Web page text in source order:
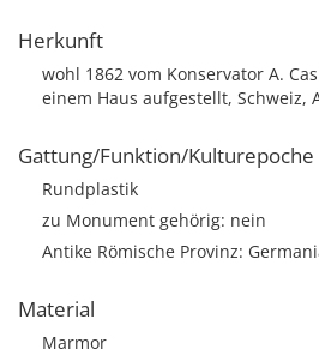
Herkunft
wohl 1862 vom Konservator A.
einem Haus aufgestellt, Schweiz,
Gattung/Funktion/Kulturepoche
Rundplastik
zu Monument gehörig: nein
Antike Römische Provinz:
Material
Marmor